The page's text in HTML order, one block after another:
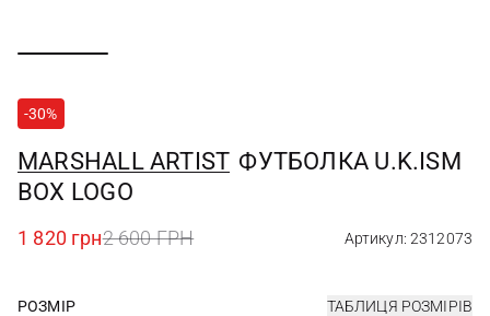
-30%
MARSHALL ARTIST ФУТБОЛКА U.K.ISM
BOX LOGO
1 820 грн2 600 ГРН Артикул: 2312073
РОЗМІР ТАБЛИЦЯ РОЗМІРІВ